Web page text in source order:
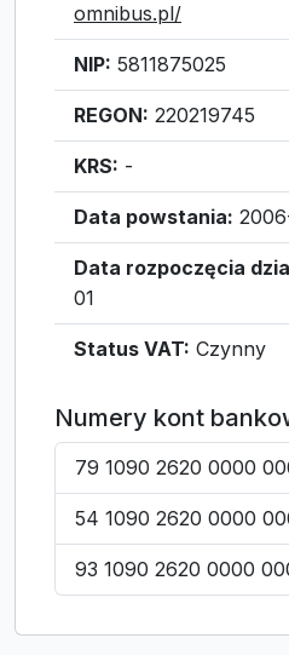
omnibus.pl/
NIP: 5811875025
REGON: 220219745
KRS: -
Data powstania:
Data rozpoczęcia
01
Status VAT: Czynny
Numery kont
79 1090 2620 0000
54 1090 2620 0000
93 1090 2620 0000